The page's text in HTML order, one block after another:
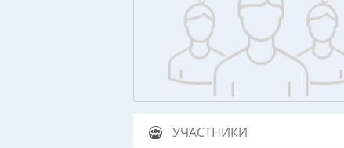
УЧАСТНИКИ